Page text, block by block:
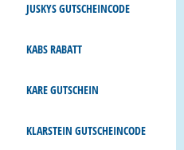
JUSKYS GUTSCHEINCODE
KABS RABATT
KARE GUTSCHEIN
KLARSTEIN GUTSCHEINCODE